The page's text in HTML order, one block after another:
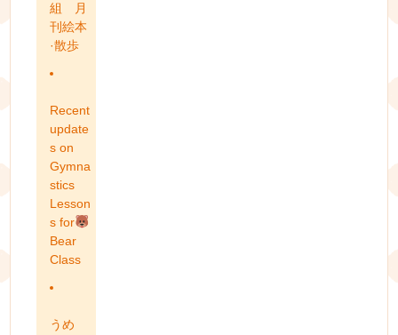
組 月
刊絵本
·散歩
Recent
update
s on
Gymna
stics
Lesson
s for
Bear
Class
うめ